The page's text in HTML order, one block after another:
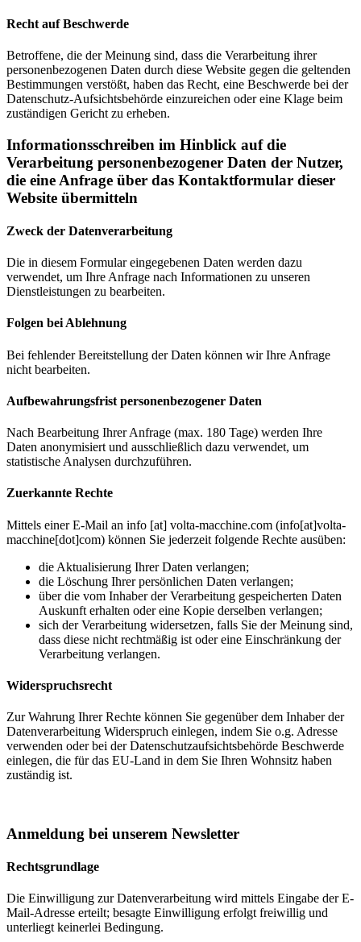
Recht auf Beschwerde
Betroffene, die der Meinung sind, dass die Verarbeitung ihrer
personenbezogenen Daten durch diese Website gegen die geltenden
Bestimmungen verstößt, haben das Recht, eine Beschwerde bei der
Datenschutz-Aufsichtsbehörde einzureichen oder eine Klage beim
zuständigen Gericht zu erheben.
Informationsschreiben im Hinblick auf die
Verarbeitung personenbezogener Daten der Nutzer,
die eine Anfrage über das Kontaktformular dieser
Website übermitteln
Zweck der Datenverarbeitung
Die in diesem Formular eingegebenen Daten werden dazu
verwendet, um Ihre Anfrage nach Informationen zu unseren
Dienstleistungen zu bearbeiten.
Folgen bei Ablehnung
Bei fehlender Bereitstellung der Daten können wir Ihre Anfrage
nicht bearbeiten.
Aufbewahrungsfrist personenbezogener Daten
Nach Bearbeitung Ihrer Anfrage (max. 180 Tage) werden Ihre
Daten anonymisiert und ausschließlich dazu verwendet, um
statistische Analysen durchzuführen.
Zuerkannte Rechte
Mittels einer E-Mail an info [at] volta-macchine.com (info[at]volta-
macchine[dot]com) können Sie jederzeit folgende Rechte ausüben:
die Aktualisierung Ihrer Daten verlangen;
die Löschung Ihrer persönlichen Daten verlangen;
über die vom Inhaber der Verarbeitung gespeicherten Daten
Auskunft erhalten oder eine Kopie derselben verlangen;
sich der Verarbeitung widersetzen, falls Sie der Meinung sind,
dass diese nicht rechtmäßig ist oder eine Einschränkung der
Verarbeitung verlangen.
Widerspruchsrecht
Zur Wahrung Ihrer Rechte können Sie gegenüber dem Inhaber der
Datenverarbeitung Widerspruch einlegen, indem Sie o.g. Adresse
verwenden oder bei der Datenschutzaufsichtsbehörde Beschwerde
einlegen, die für das EU-Land in dem Sie Ihren Wohnsitz haben
zuständig ist.
Anmeldung bei unserem Newsletter
Rechtsgrundlage
Die Einwilligung zur Datenverarbeitung wird mittels Eingabe der E-
Mail-Adresse erteilt; besagte Einwilligung erfolgt freiwillig und
unterliegt keinerlei Bedingung.